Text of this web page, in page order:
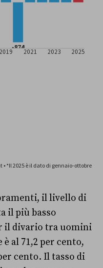
il livello di
il più basso
il divario tra uomini
al 71,2 per cento,
cento. Il tasso di